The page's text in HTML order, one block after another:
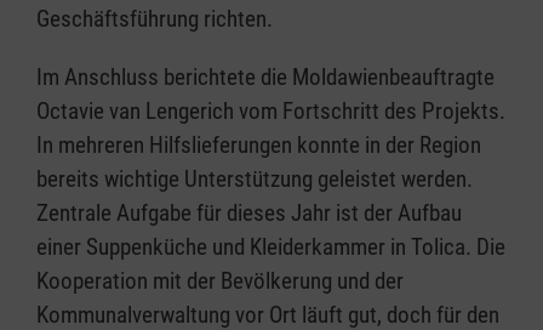
Geschäftsführung richten.
Im Anschluss berichtete die Moldawienbeauftragte
Octavie van Lengerich vom Fortschritt des Projekts.
In mehreren Hilfslieferungen konnte in der Region
bereits wichtige Unterstützung geleistet werden.
Zentrale Aufgabe für dieses Jahr ist der Aufbau
einer Suppenküche und Kleiderkammer in Tolica. Die
Kooperation mit der Bevölkerung und der
Kommunalverwaltung vor Ort läuft gut, doch für den